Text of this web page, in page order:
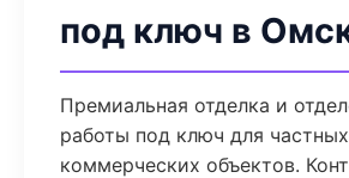
под ключ в
Премиальная отделка и
работы под ключ для
коммерческих объектов.